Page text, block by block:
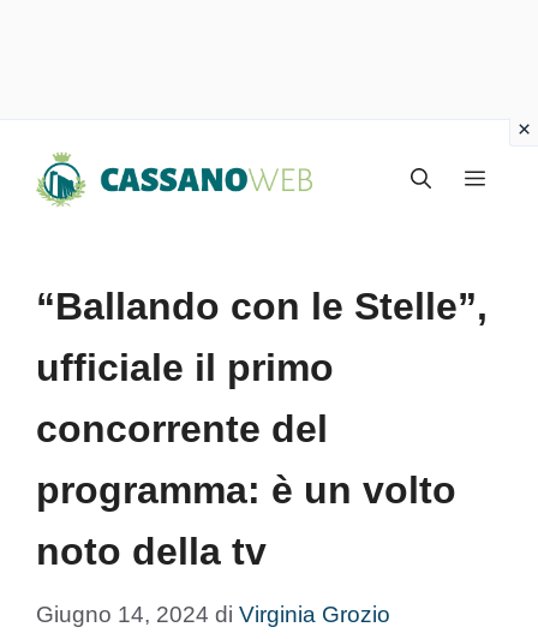
Menu
“Ballando con le Stelle”,
ufficiale il primo
concorrente del
programma: è un volto
noto della tv
Giugno 14, 2024 di Virginia Grozio